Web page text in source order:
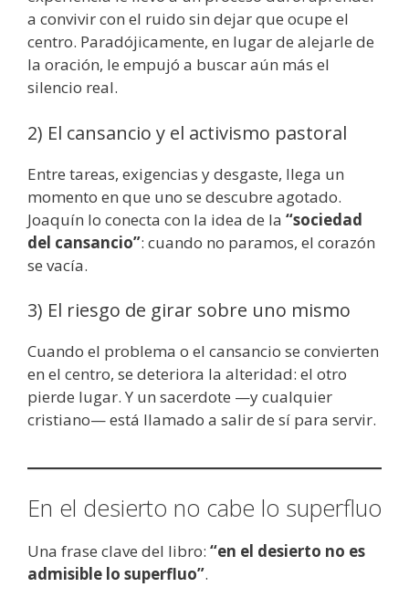
a convivir con el ruido sin dejar que ocupe el
centro. Paradójicamente, en lugar de alejarle de
la oración, le empujó a buscar aún más el
silencio real.
2) El cansancio y el activismo pastoral
Entre tareas, exigencias y desgaste, llega un
momento en que uno se descubre agotado.
Joaquín lo conecta con la idea de la “sociedad
del cansancio”: cuando no paramos, el corazón
se vacía.
3) El riesgo de girar sobre uno mismo
Cuando el problema o el cansancio se convierten
en el centro, se deteriora la alteridad: el otro
pierde lugar. Y un sacerdote —y cualquier
cristiano— está llamado a salir de sí para servir.
En el desierto no cabe lo superfluo
Una frase clave del libro: “en el desierto no es
admisible lo superfluo”.